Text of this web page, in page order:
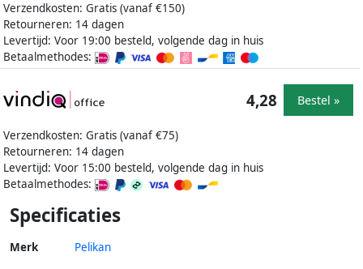
Verzendkosten: Gratis (vanaf €150)
Retourneren: 14 dagen
Levertijd: Voor 19:00 besteld, volgende dag in huis
Betaalmethodes:
Verzendkosten: Gratis (vanaf €75)
Retourneren: 14 dagen
Levertijd: Voor 15:00 besteld, volgende dag in huis
Betaalmethodes:
4,28 Bestel »
Specificaties
Merk Pelikan